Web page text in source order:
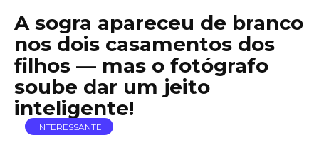
A sogra apareceu de branco
nos dois casamentos dos
filhos — mas o fotógrafo
soube dar um jeito
inteligente!
INTERESSANTE